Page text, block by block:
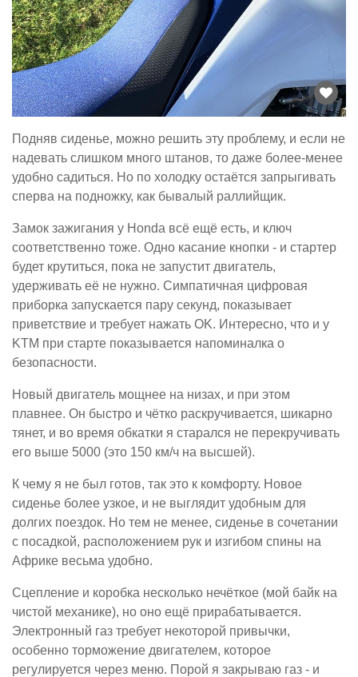
Подняв сиденье, можно решить эту проблему, и если не
надевать слишком много штанов, то даже более-менее
удобно садиться. Но по холодку остаётся запрыгивать
сперва на подножку, как бывалый раллийщик.
Замок зажигания у Honda всё ещё есть, и ключ
соответственно тоже. Одно касание кнопки - и стартер
будет крутиться, пока не запустит двигатель,
удерживать её не нужно. Симпатичная цифровая
приборка запускается пару секунд, показывает
приветствие и требует нажать OK. Интересно, что и у
KTM при старте показывается напоминалка о
безопасности.
Новый двигатель мощнее на низах, и при этом
плавнее. Он быстро и чётко раскручивается, шикарно
тянет, и во время обкатки я старался не перекручивать
его выше 5000 (это 150 км/ч на высшей).
К чему я не был готов, так это к комфорту. Новое
сиденье более узкое, и не выглядит удобным для
долгих поездок. Но тем не менее, сиденье в сочетании
с посадкой, расположением рук и изгибом спины на
Африке весьма удобно.
Сцепление и коробка несколько нечёткое (мой байк на
чистой механике), но оно ещё прирабатывается.
Электронный газ требует некоторой привычки,
особенно торможение двигателем, которое
регулируется через меню. Порой я закрываю газ - и